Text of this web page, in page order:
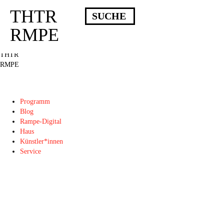
Deprecated : Die Funktion post_permalink ist seit Version 4.4.0 veraltet!
Verwende stattdessen get_permalink(). in
/homepages/10/d43051023/htdocs/wordpress/wp-includes/functions.php
THTR
RMPE
Programm
Blog
Rampe-Digital
Haus
Künstler*innen
Service
THTR
RMPE